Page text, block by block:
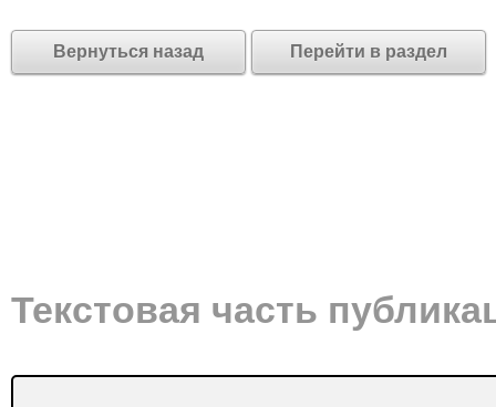
Вернуться назад Перейти в раздел
Текстовая часть